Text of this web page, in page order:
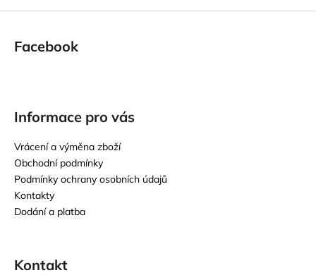
Facebook
Informace pro vás
Vrácení a výměna zboží
Obchodní podmínky
Podmínky ochrany osobních údajů
Kontakty
Dodání a platba
Kontakt